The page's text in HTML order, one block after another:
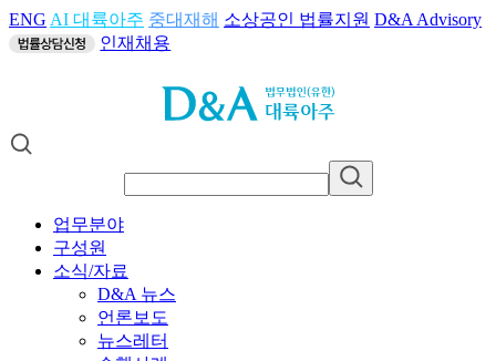
ENG AI 대륙아주 중대재해 소상공인 법률지원 D&A Advisory
인재채용
업무분야
구성원
소식/자료
D&A 뉴스
언론보도
뉴스레터